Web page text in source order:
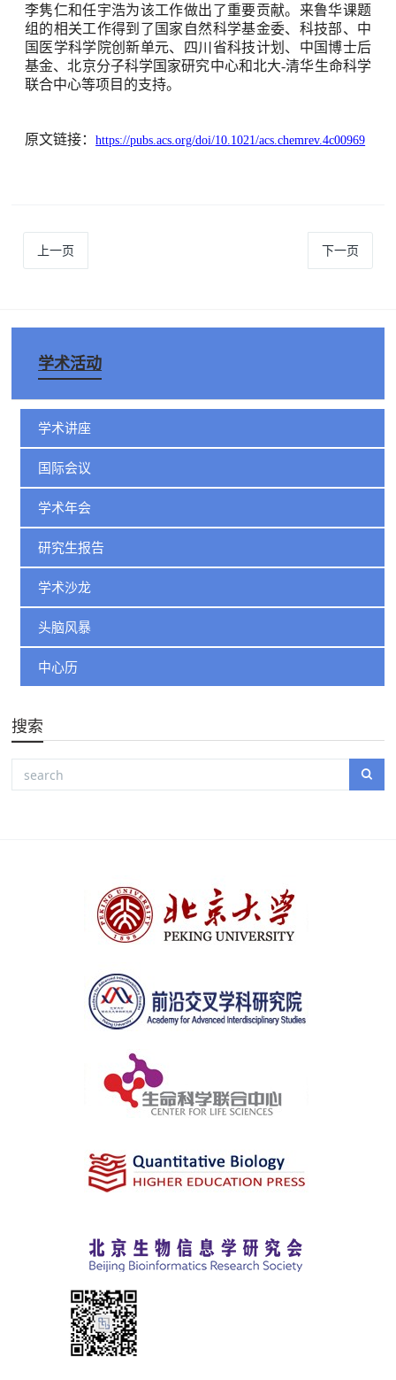
李隽仁和任宇浩为该工作做出了重要贡献。来鲁华课题
组的相关工作得到了国家自然科学基金委、科技部、中
国医学科学院创新单元、四川省科技计划、中国博士后
基金、北京分子科学国家研究中心和北大-清华生命科学
联合中心等项目的支持。
原文链接：https://pubs.acs.org/doi/10.1021/acs.chemrev.4c00969
上一页 下一页
学术活动
学术讲座
国际会议
学术年会
研究生报告
学术沙龙
头脑风暴
中心历
搜索